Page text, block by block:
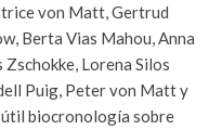
von Matt, Gertrud
Berta Vias Mahou, Anna
Lorena Silos
Puig, Peter von Matt y
útil biocronología sobre